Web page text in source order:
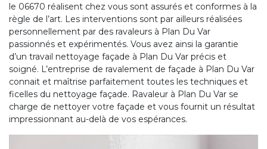
le 06670 réalisent chez vous sont assurés et conformes à la
règle de l’art. Les interventions sont par ailleurs réalisées
personnellement par des ravaleurs à Plan Du Var
passionnés et expérimentés. Vous avez ainsi la garantie
d’un travail nettoyage façade à Plan Du Var précis et
soigné. L’entreprise de ravalement de façade à Plan Du Var
connait et maîtrise parfaitement toutes les techniques et
ficelles du nettoyage façade. Ravaleur à Plan Du Var se
charge de nettoyer votre façade et vous fournit un résultat
impressionnant au-delà de vos espérances.